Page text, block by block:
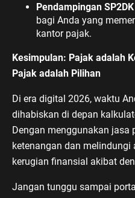
Pendampingan
bagi Anda yang
kantor pajak.
Kesimpulan: Pajak adalah
Pajak adalah Pilihan
Di era digital 2026, waktu
dihabiskan di depan
Dengan menggunakan jasa
ketenangan dan melindungi
kerugian finansial akibat
Jangan tunggu sampai